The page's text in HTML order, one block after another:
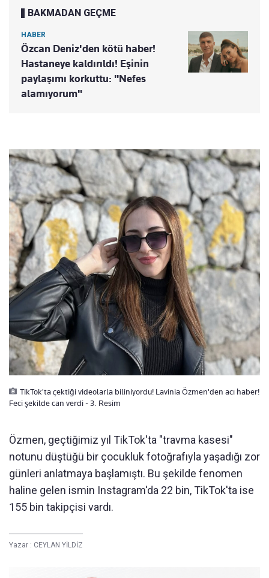
BAKMADAN GEÇME
HABER
Özcan Deniz'den kötü haber!
Hastaneye kaldırıldı! Eşinin
paylaşımı korkuttu: "Nefes
alamıyorum"
TikTok'ta çektiği videolarla biliniyordu! Lavinia Özmen'den acı haber!
Feci şekilde can verdi - 3. Resim
Özmen, geçtiğimiz yıl TikTok'ta "travma kasesi"
notunu düştüğü bir çocukluk fotoğrafıyla yaşadığı zor
günleri anlatmaya başlamıştı. Bu şekilde fenomen
haline gelen ismin Instagram'da 22 bin, TikTok'ta ise
155 bin takipçisi vardı.
Yazar : CEYLAN YİLDİZ